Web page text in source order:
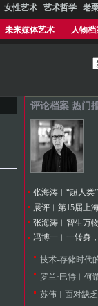
女性艺术 艺术哲学 老
未来媒体艺术 人物档
评论档案 热门
展评︱第15届上
冯博一︱一转身
技术-存储时代
罗兰·巴特︱何
苏伟︱面对缺